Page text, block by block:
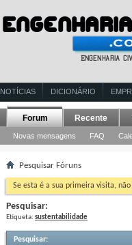
NOTÍCIAS DICIONÁRIO
Forum
Novas mensagens FAQ
Recente
Pesquisar Fóruns
Se esta é a sua primeira visita,
Pesquisar:
Etiqueta: sustentabilidade
Pesquisar: